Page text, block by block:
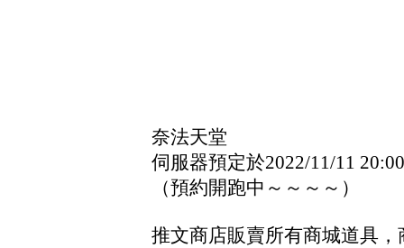
奈法天堂
伺服器預定於2022/11/11
（預約開跑中～～～～）
推文商店販賣所有商城道具